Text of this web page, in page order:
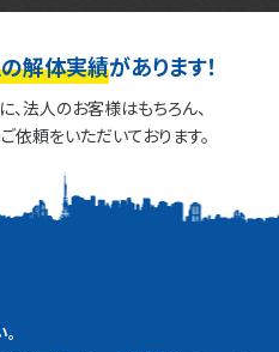
解体実績があります！
、法人のお客様はもちろん、
依頼をいただいております。